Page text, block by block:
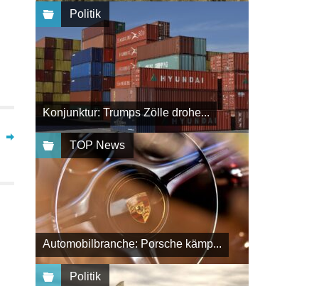
Politik
Konjunktur: Trumps Zölle drohe...
TOP News
Automobilbranche: Porsche kämp...
Politik